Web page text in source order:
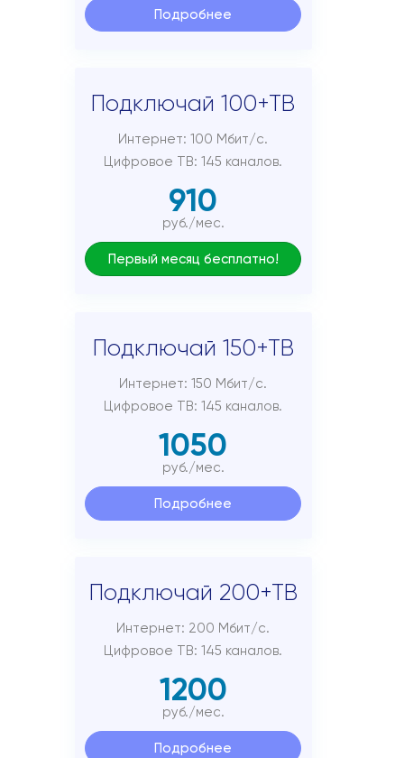
Подробнее
Подключай 100+ТВ
Интернет: 100 Мбит/с.
Цифровое ТВ: 145 каналов.
910
руб./мес.
Первый месяц бесплатно!
Подключай 150+ТВ
Интернет: 150 Мбит/с.
Цифровое ТВ: 145 каналов.
1050
руб./мес.
Подробнее
Подключай 200+ТВ
Интернет: 200 Мбит/с.
Цифровое ТВ: 145 каналов.
1200
руб./мес.
Подробнее